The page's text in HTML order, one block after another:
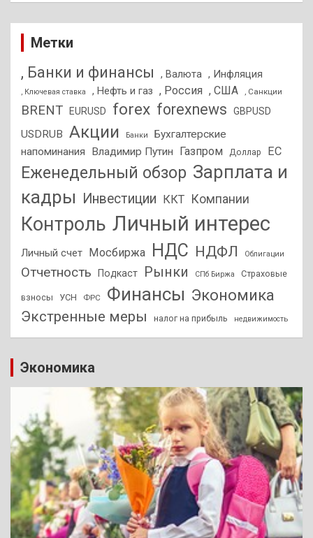
Метки
, Банки и финансы , Валюта , Инфляция
, Ключевая ставка , Нефть и газ , Россия , США , Санкции
BRENT EURUSD forex forexnews GBPUSD
USDRUB Акции Банки
Бухгалтерские
напоминания
Владимир Путин Газпром Доллар ЕС
Еженедельный обзор Зарплата и
кадры
Инвестиции ККТ Компании
Контроль Личный интерес
Личный счет Мосбиржа НДС НДФЛ Облигации
Отчетность Подкаст Рынки СПб Биржа Страховые
взносы УСН ФРС Финансы Экономика
Экстренные меры налог на прибыль недвижимость
Экономика